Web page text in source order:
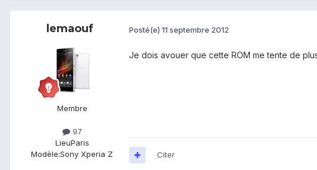
lemaouf
Membre
97
LieuParis
Modèle:Sony Xperia Z
Posté(e) 11 septembre 2012
Je dois avouer que cette ROM me tente de
Citer